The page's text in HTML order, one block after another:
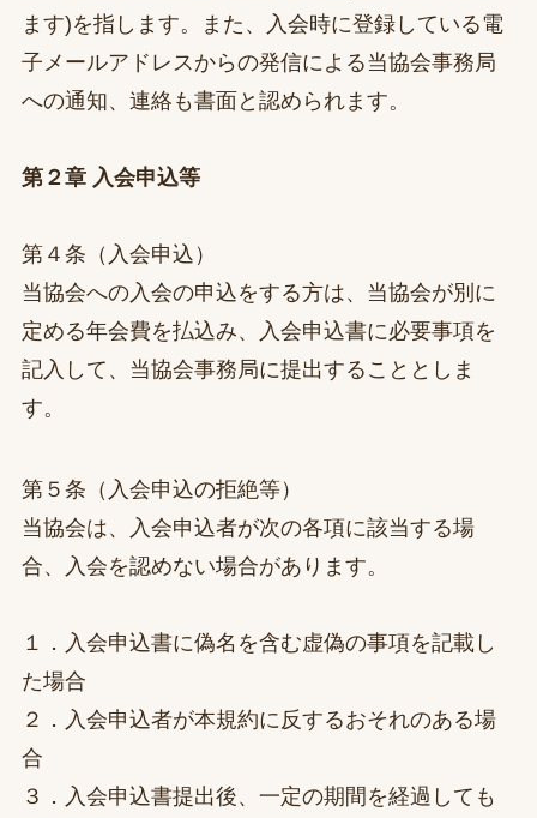
ます)を指します。また、入会時に登録している電
子メールアドレスからの発信による当協会事務局
への通知、連絡も書面と認められます。
第２章 入会申込等
第４条（入会申込）
当協会への入会の申込をする方は、当協会が別に
定める年会費を払込み、入会申込書に必要事項を
記入して、当協会事務局に提出することとしま
す。
第５条（入会申込の拒絶等）
当協会は、入会申込者が次の各項に該当する場
合、入会を認めない場合があります。
１．入会申込書に偽名を含む虚偽の事項を記載し
た場合
２．入会申込者が本規約に反するおそれのある場
合
３．入会申込書提出後、一定の期間を経過しても